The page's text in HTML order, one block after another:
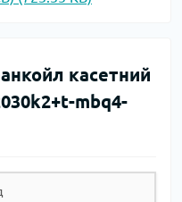
касетний
mbq4-